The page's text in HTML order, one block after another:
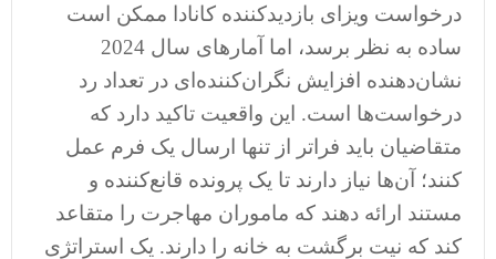
درخواست ویزای بازدیدکننده کانادا ممکن است
ساده به نظر برسد، اما آمارهای سال 2024
نشان‌دهنده افزایش نگران‌کننده‌ای در تعداد رد
درخواست‌ها است. این واقعیت تاکید دارد که
متقاضیان باید فراتر از تنها ارسال یک فرم عمل
کنند؛ آن‌ها نیاز دارند تا یک پرونده قانع‌کننده و
مستند ارائه دهند که ماموران مهاجرت را متقاعد
کند که نیت برگشت به خانه را دارند. یک استراتژی